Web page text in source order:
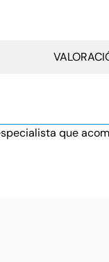
que